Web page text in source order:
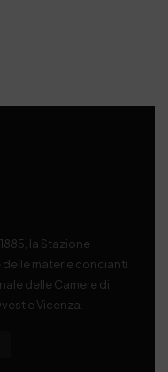
la Stazione
delle materie concianti
delle Camere di
e Vicenza.